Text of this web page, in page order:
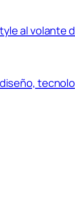
al volante